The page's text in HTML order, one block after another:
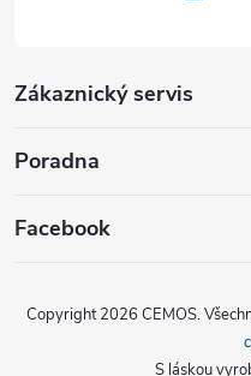
Zákaznický servis
Poradna
Facebook
Copyright 2026 CEMOS.
S láskou